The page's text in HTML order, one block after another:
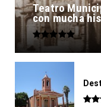
Teatro
con mucha